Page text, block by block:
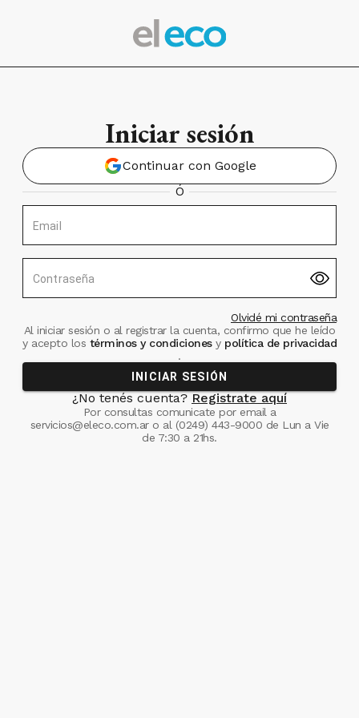
Iniciar sesión
Continuar con Google
Ó
Email
Contraseña
Olvidé mi contraseña
Al iniciar sesión o al registrar la cuenta, confirmo que he leído
y acepto los términos y condiciones ypolítica de privacidad
.
INICIAR SESIÓN
¿No tenés cuenta? Registrate aquí
Por consultas comunicate por email a
servicios@eleco.com.aro al (0249) 443-9000 de Lun a Vie
de 7:30 a 21hs.